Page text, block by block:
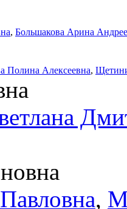
, Большакова Арина
Полина Алексеевна,
,